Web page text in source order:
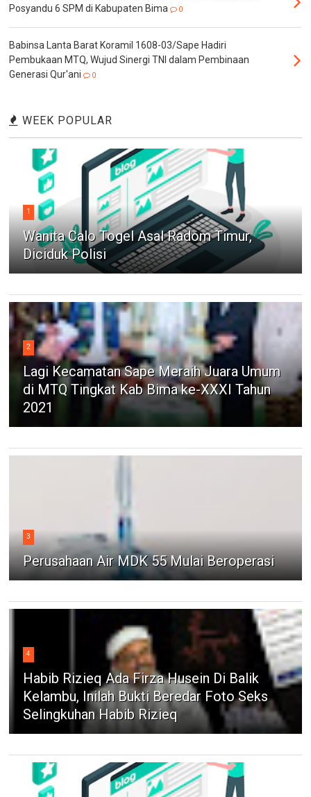
Posyandu 6 SPM di Kabupaten Bima
0
Babinsa Lanta Barat Koramil 1608-03/Sape Hadiri
Pembukaan MTQ, Wujud Sinergi TNI dalam Pembinaan
Generasi Qur'ani
0
WEEK POPULAR
1
Wanita Calo Togel Asal Radom Timur,
Diciduk Polisi
2
Lagi Kecamatan Sape Meraih Juara Umum
di MTQ Tingkat Kab Bima ke-XXXI Tahun
2021
3
Perusahaan Air MDK 55 Mulai Beroperasi
4
Habib Rizieq Ada Firza Husein Di Balik
Kelambu, Inilah Bukti Beredar Foto Seks
Selingkuhan Habib Rizieq